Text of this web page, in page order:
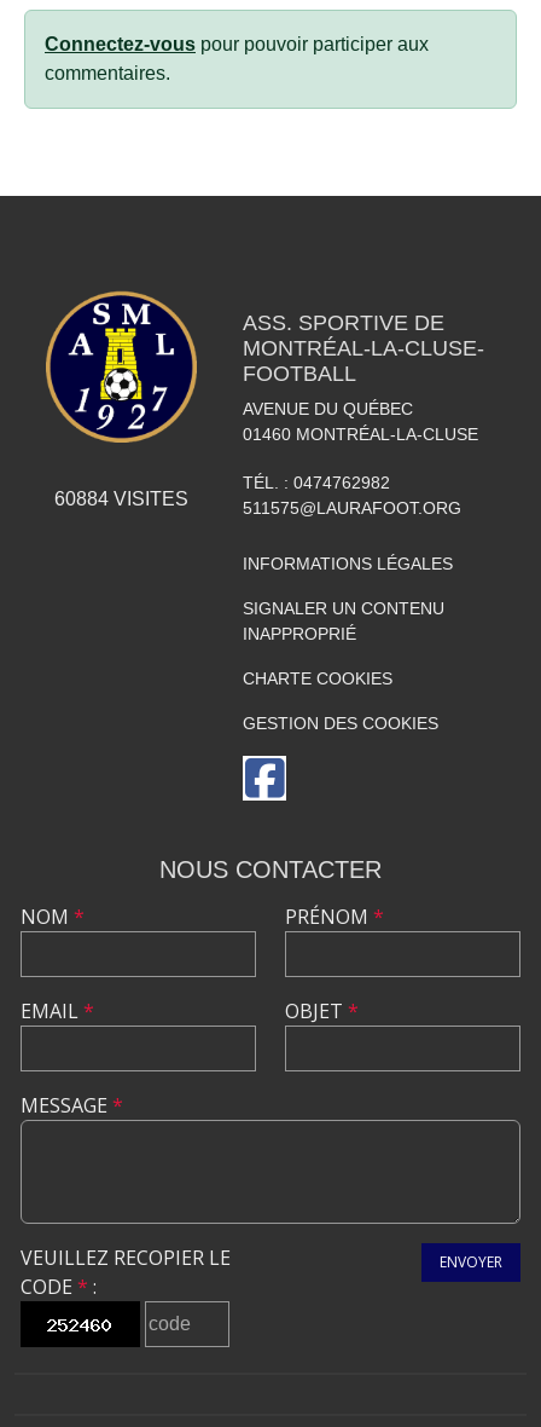
Connectez-vous pour pouvoir participer aux
commentaires.
60884VISITES
ASS. SPORTIVE DE
MONTRÉAL-LA-CLUSE-
FOOTBALL
AVENUE DU QUÉBEC
01460 MONTRÉAL-LA-CLUSE
TÉL. : 0474762982
511575@LAURAFOOT.ORG
INFORMATIONS LÉGALES
SIGNALER UN CONTENU
INAPPROPRIÉ
CHARTE COOKIES
GESTION DES COOKIES
NOUS CONTACTER
NOM *
EMAIL*
PRÉNOM *
OBJET *
MESSAGE *
VEUILLEZ RECOPIER LE
CODE * :
ENVOYER